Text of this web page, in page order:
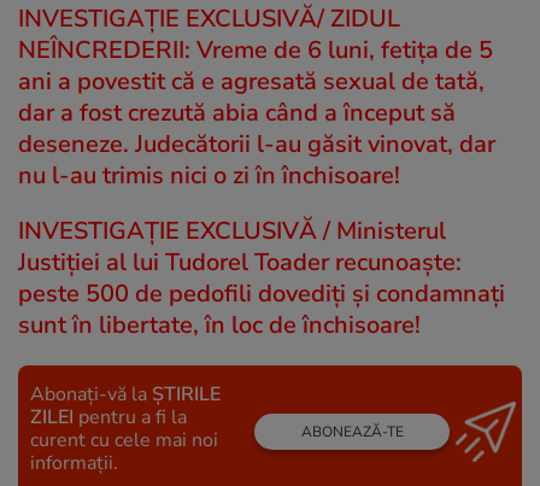
INVESTIGAȚIE EXCLUSIVĂ/ ZIDUL
NEÎNCREDERII: Vreme de 6 luni, fetița de 5
ani a povestit că e agresată sexual de tată,
dar a fost crezută abia când a început să
deseneze. Judecătorii l-au găsit vinovat, dar
nu l-au trimis nici o zi în închisoare!
INVESTIGAȚIE EXCLUSIVĂ / Ministerul
Justiției al lui Tudorel Toader recunoaște:
peste 500 de pedofili dovediți și condamnați
sunt în libertate, în loc de închisoare!
Abonați-vă la ȘTIRILE
ZILEI pentru a fi la
curent cu cele mai noi
informații.
ABONEAZĂ-TE